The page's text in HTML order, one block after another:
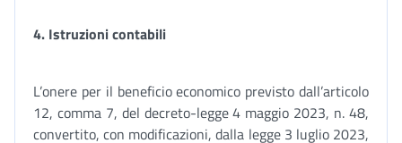
4. Istruzioni contabili
L’onere per il beneficio economico previsto dall’articolo
12, comma 7, del decreto-legge 4 maggio 2023, n. 48,
convertito, con modificazioni, dalla legge 3 luglio 2023,